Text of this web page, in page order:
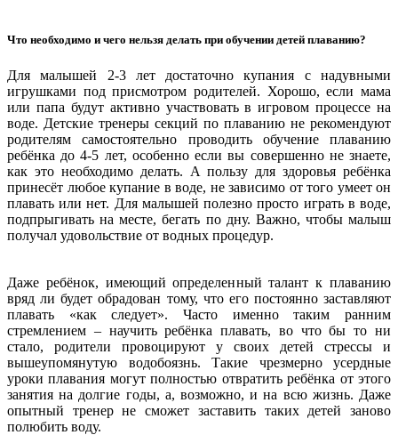
Что необходимо и чего нельзя делать при обучении детей плаванию?
Для малышей 2-3 лет достаточно купания с надувными
игрушками под присмотром родителей. Хорошо, если мама
или папа будут активно участвовать в игровом процессе на
воде. Детские тренеры секций по плаванию не рекомендуют
родителям самостоятельно проводить обучение плаванию
ребёнка до 4-5 лет, особенно если вы совершенно не знаете,
как это необходимо делать. А пользу для здоровья ребёнка
принесёт любое купание в воде, не зависимо от того умеет он
плавать или нет. Для малышей полезно просто играть в воде,
подпрыгивать на месте, бегать по дну. Важно, чтобы малыш
получал удовольствие от водных процедур.
Даже ребёнок, имеющий определенный талант к плаванию
вряд ли будет обрадован тому, что его постоянно заставляют
плавать «как следует». Часто именно таким ранним
стремлением – научить ребёнка плавать, во что бы то ни
стало, родители провоцируют у своих детей стрессы и
вышеупомянутую водобоязнь. Такие чрезмерно усердные
уроки плавания могут полностью отвратить ребёнка от этого
занятия на долгие годы, а, возможно, и на всю жизнь. Даже
опытный тренер не сможет заставить таких детей заново
полюбить воду.